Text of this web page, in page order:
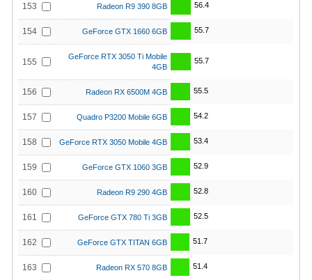
153 Radeon R9 390 8GB 56.4
154 GeForce GTX 1660 6GB 55.7
155
GeForce RTX 3050 Ti Mobile
4GB
55.7
156 Radeon RX 6500M 4GB 55.5
157 Quadro P3200 Mobile 6GB 54.2
158 GeForce RTX 3050 Mobile 4GB 53.4
159 GeForce GTX 1060 3GB 52.9
160 Radeon R9 290 4GB 52.8
161 GeForce GTX 780 Ti 3GB 52.5
162 GeForce GTX TITAN 6GB 51.7
163 Radeon RX 570 8GB 51.4